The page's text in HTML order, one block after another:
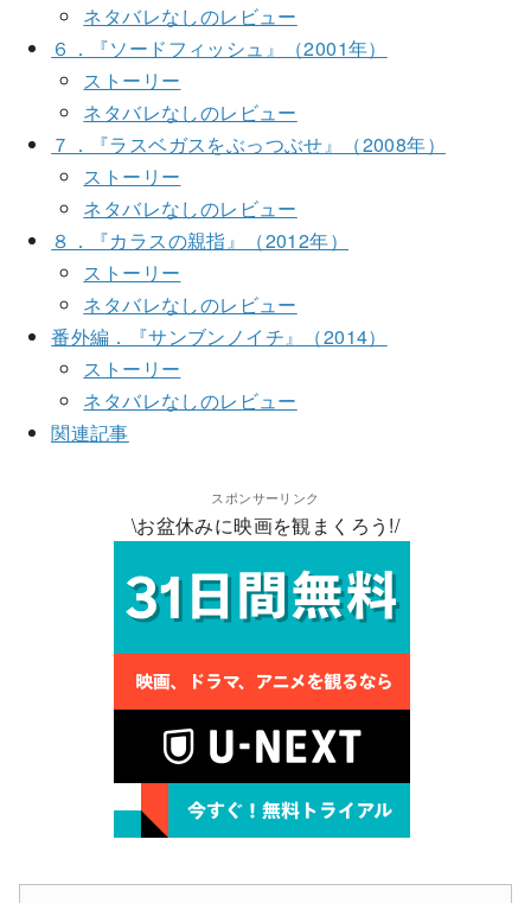
ネタバレなしのレビュー
６．『ソードフィッシュ』（2001年）
ストーリー
ネタバレなしのレビュー
７．『ラスベガスをぶっつぶせ』（2008年）
ストーリー
ネタバレなしのレビュー
８．『カラスの親指』（2012年）
ストーリー
ネタバレなしのレビュー
番外編．『サンブンノイチ』（2014）
ストーリー
ネタバレなしのレビュー
関連記事
スポンサーリンク
\お盆休みに映画を観まくろう!/